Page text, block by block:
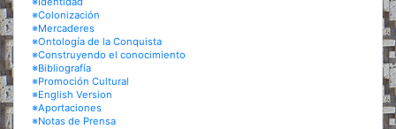
※Colonización
※Mercaderes
※Ontología de la Conquista
※Construyendo el conocimiento
※Bibliografía
※Promoción Cultural
※English Version
※Aportaciones
※Notas de Prensa